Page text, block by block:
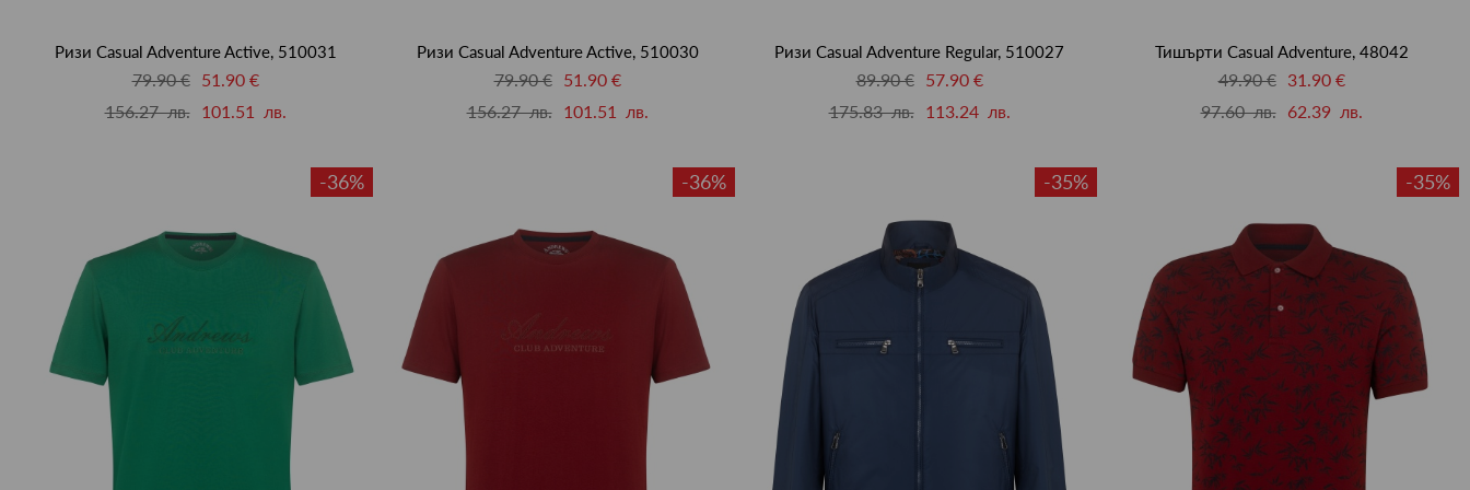
Ризи Casual Adventure Active, 510031
79.90 €
51.90 €
156.27 лв.
101.51 лв.
Ризи Casual Adventure Active, 510030
79.90 €
51.90 €
156.27 лв.
101.51 лв.
Ризи Casual Adventure Regular, 510027
89.90 €
57.90 €
175.83 лв.
113.24 лв.
Тишърти Casual Adventure, 48042
49.90 €
31.90 €
97.60 лв.
62.39 лв.
-36% -36% -35% -35%